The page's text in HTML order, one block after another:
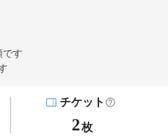
です
チケット
2枚